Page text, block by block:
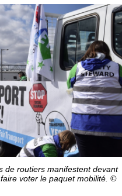
de routiers manifestent devant
voter le paquet mobilité. ©